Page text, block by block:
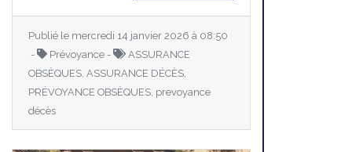
Publié le mercredi 14 janvier 2026 à 08:50
-
Prévoyance -
ASSURANCE
OBSÈQUES, ASSURANCE DÉCÈS,
PRÉVOYANCE OBSÈQUES, prevoyance
décès